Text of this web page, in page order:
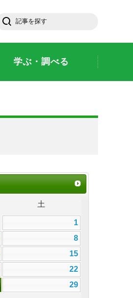
学ぶ・調べる
土
1
8
15
22
29